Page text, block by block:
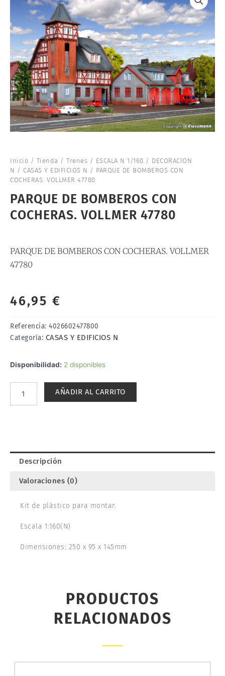
Inicio / Tienda / Trenes / ESCALA N 1/160 / DECORACION
N / CASAS Y EDIFICIOS N / PARQUE DE BOMBEROS CON
COCHERAS. VOLLMER 47780
PARQUE DE BOMBEROS CON
COCHERAS. VOLLMER 47780
PARQUE DE BOMBEROS CON COCHERAS. VOLLMER
47780
46,95 €
Referencia: 4026602477800
Categoría: CASAS Y EDIFICIOS N
Disponibilidad: 2 disponibles
PARQUE
CON
COCHERAS.
AÑADIR AL CARRITO
Descripción
Valoraciones (0)
Kit de plástico para montar.
Escala 1:160(N)
Dimensiones: 250 x 95 x 145mm
PRODUCTOS
RELACIONADOS